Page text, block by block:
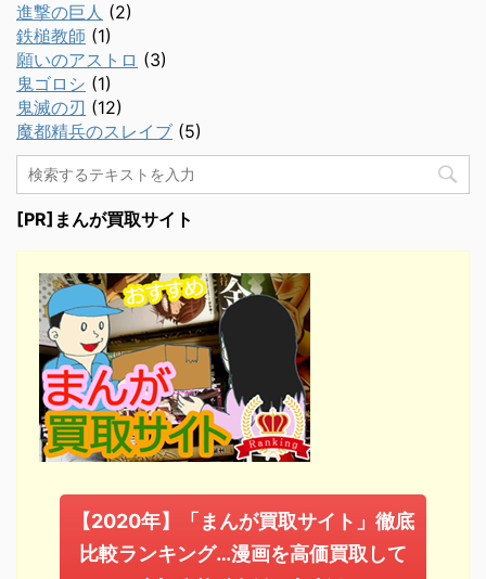
進撃の巨人 (2)
鉄槌教師 (1)
願いのアストロ (3)
鬼ゴロシ (1)
鬼滅の刃 (12)
魔都精兵のスレイブ (5)
[PR]まんが買取サイト
【2020年】「まんが買取サイト」徹底
比較ランキング…漫画を高価買取して